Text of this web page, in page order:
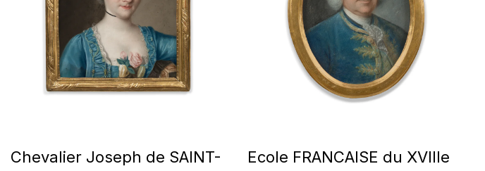
Chevalier Joseph de SAINT-
Ecole FRANCAISE du XVIIIe